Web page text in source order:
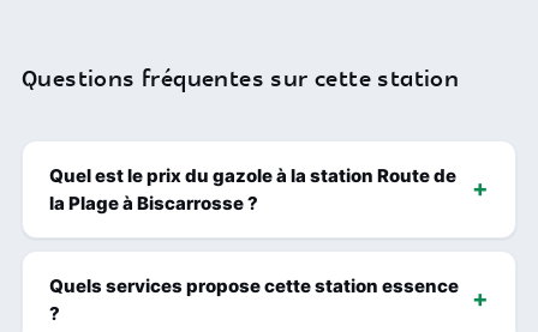
Questions fréquentes sur cette station
Quel est le prix du gazole à la station Route de
la Plage à Biscarrosse ?
Quels services propose cette station essence
?